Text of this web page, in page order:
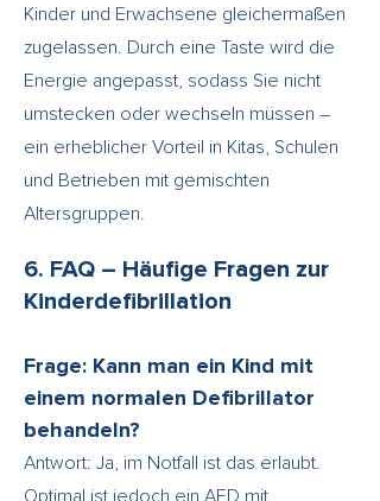
Kinder und Erwachsene gleichermaßen
zugelassen. Durch eine Taste wird die
Energie angepasst, sodass Sie nicht
umstecken oder wechseln müssen –
ein erheblicher Vorteil in Kitas, Schulen
und Betrieben mit gemischten
Altersgruppen.
6. FAQ – Häufige Fragen zur
Kinderdefibrillation
Frage: Kann man ein Kind mit
einem normalen Defibrillator
behandeln?
Antwort: Ja, im Notfall ist das erlaubt.
Optimal ist jedoch ein AED mit